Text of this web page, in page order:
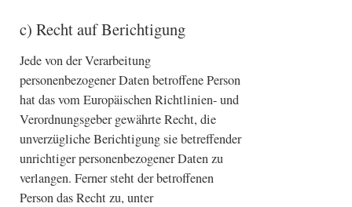
c) Recht auf Berichtigung
Jede von der Verarbeitung
personenbezogener Daten betroffene Person
hat das vom Europäischen Richtlinien- und
Verordnungsgeber gewährte Recht, die
unverzügliche Berichtigung sie betreffender
unrichtiger personenbezogener Daten zu
verlangen. Ferner steht der betroffenen
Person das Recht zu, unter